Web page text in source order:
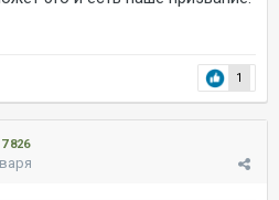
1
7 826